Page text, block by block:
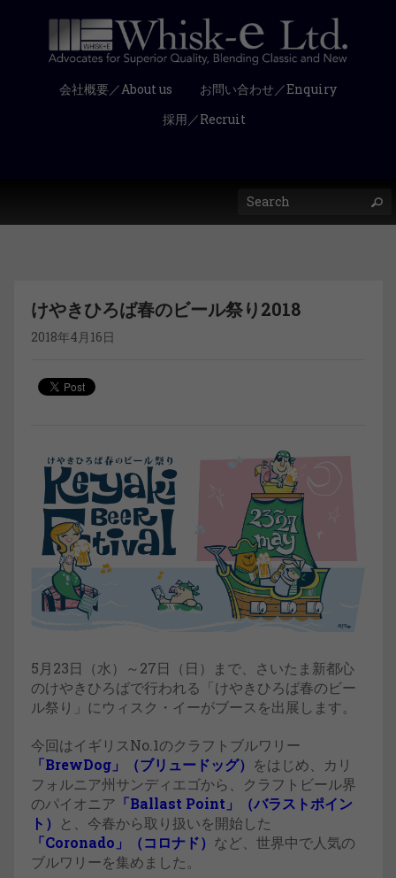
会社概要／About us
お問い合わせ／Enquiry
採用／Recruit
けやきひろば春のビール祭り2018
2018年4月16日
5月23日（水）～27日（日）まで、さいたま新都心
のけやきひろばで行われる「けやきひろば春のビー
ル祭り」にウィスク・イーがブースを出展します。
今回はイギリスNo.1のクラフトブルワリー
「BrewDog」（ブリュードッグ） をはじめ、カリ
フォルニア州サンディエゴから、クラフトビール界
のパイオニア 「Ballast Point」（バラストポイン
ト） と、今春から取り扱いを開始した
「Coronado」（コロナド） など、世界中で人気の
ブルワリーを集めました。